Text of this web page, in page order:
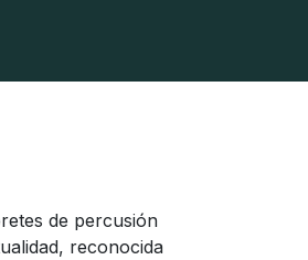
de percusión
reconocida